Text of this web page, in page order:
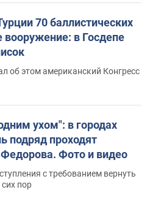
70 баллистических
вооружение: в Госдепе
об этом американский Конгресс
ухом": в городах
подряд проходят
Фото и видео
с требованием вернуть
пор